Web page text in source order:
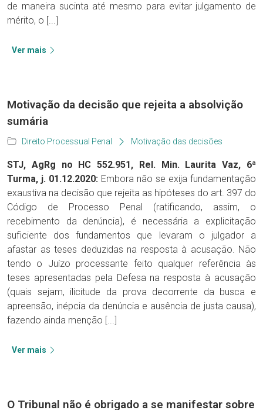
de maneira sucinta até mesmo para evitar julgamento de
mérito, o [...]
Ver mais
Motivação da decisão que rejeita a absolvição
sumária
Direito Processual Penal Motivação das decisões
STJ, AgRg no HC 552.951, Rel. Min. Laurita Vaz, 6ª
Turma, j. 01.12.2020: Embora não se exija fundamentação
exaustiva na decisão que rejeita as hipóteses do art. 397 do
Código de Processo Penal (ratificando, assim, o
recebimento da denúncia), é necessária a explicitação
suficiente dos fundamentos que levaram o julgador a
afastar as teses deduzidas na resposta à acusação. Não
tendo o Juízo processante feito qualquer referência às
teses apresentadas pela Defesa na resposta à acusação
(quais sejam, ilicitude da prova decorrente da busca e
apreensão, inépcia da denúncia e ausência de justa causa),
fazendo ainda menção [...]
Ver mais
O Tribunal não é obrigado a se manifestar sobre